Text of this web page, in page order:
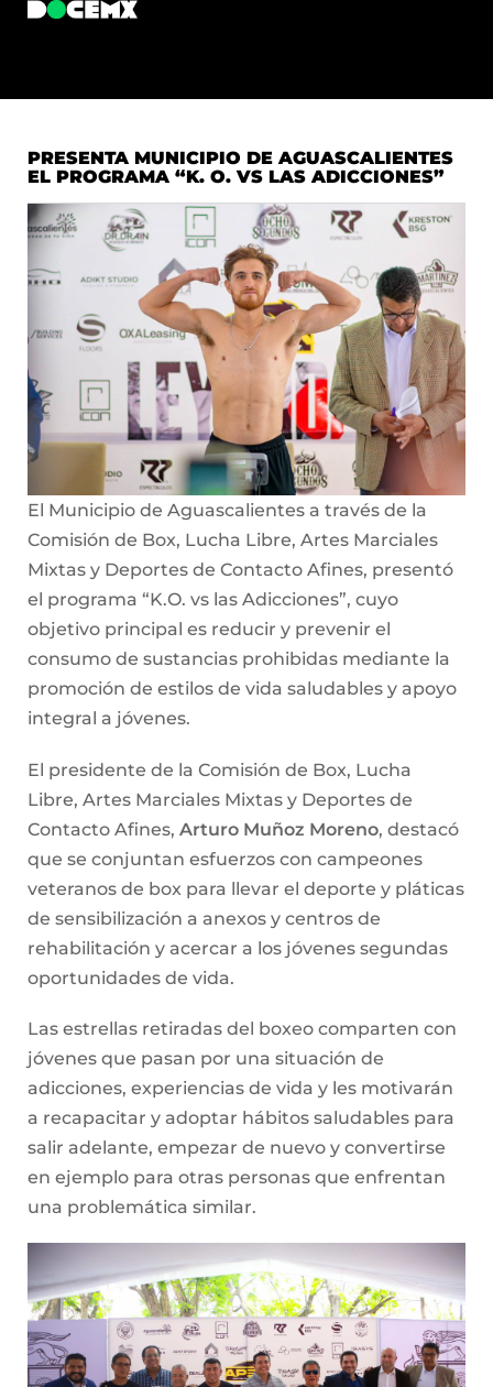
PRESENTA MUNICIPIO DE AGUASCALIENTES
EL PROGRAMA “K. O. VS LAS ADICCIONES”
El Municipio de Aguascalientes a través de la
Comisión de Box, Lucha Libre, Artes Marciales
Mixtas y Deportes de Contacto Afines, presentó
el programa “K.O. vs las Adicciones”, cuyo
objetivo principal es reducir y prevenir el
consumo de sustancias prohibidas mediante la
promoción de estilos de vida saludables y apoyo
integral a jóvenes.
El presidente de la Comisión de Box, Lucha
Libre, Artes Marciales Mixtas y Deportes de
Contacto Afines, Arturo Muñoz Moreno, destacó
que se conjuntan esfuerzos con campeones
veteranos de box para llevar el deporte y pláticas
de sensibilización a anexos y centros de
rehabilitación y acercar a los jóvenes segundas
oportunidades de vida.
Las estrellas retiradas del boxeo comparten con
jóvenes que pasan por una situación de
adicciones, experiencias de vida y les motivarán
a recapacitar y adoptar hábitos saludables para
salir adelante, empezar de nuevo y convertirse
en ejemplo para otras personas que enfrentan
una problemática similar.